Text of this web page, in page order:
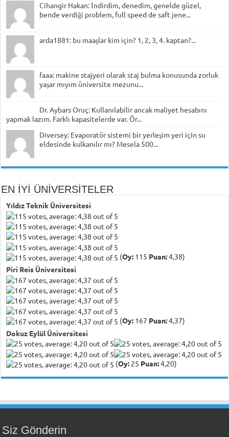
Cihangir Hakan: İndirdim, denedim, genelde güzel,
bende verdiği problem, full speed de saft jene...
arda1881: bu maaşlar kim için? 1, 2, 3, 4. kaptan?...
faaa: makine stajyeri olarak staj bulma konusunda zorluk
yaşar mıyım üniversite mezunu...
Dr. Aybars Oruç: Kullanılabilir ancak maliyet hesabını
yapmak lazım. Farklı kapasitelerde var. Ör...
Diversey: Evaporatör sistemi bir yerleşim yeri için su
eldesinde kulkanılır mı? Mesela 500...
EN İYİ ÜNİVERSİTELER
Yıldız Teknik Üniversitesi
(Oy: 115 Puan:4,38)
Piri Reis Üniversitesi
(Oy: 167 Puan:4,37)
Dokuz Eylül Üniversitesi
(Oy: 25 Puan:4,20)
Siz Gönderin